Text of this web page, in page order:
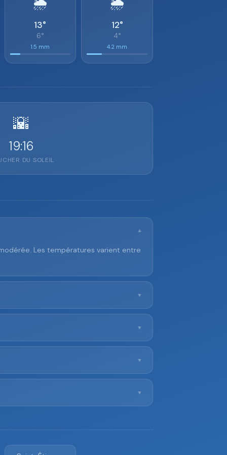
13°
6°
1.5 mm
12°
4°
4.2 mm
🌇
19:16
DU SOLEIL
▼
Les températures varient entre
▼
▼
▼
▼